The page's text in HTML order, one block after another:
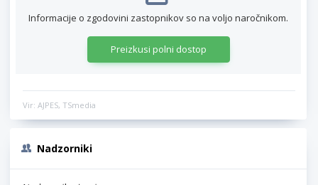
Informacije o zgodovini zastopnikov so na voljo naročnikom.
Preizkusi polni dostop
Vir: AJPES, TSmedia
Nadzorniki